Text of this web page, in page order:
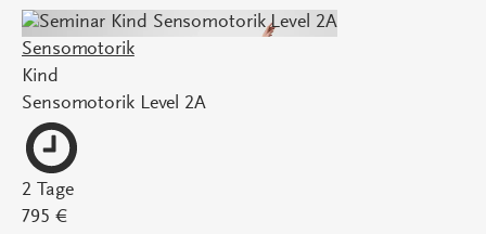
Sensomotorik
Kind
Sensomotorik Level 2A
2 Tage
795 €